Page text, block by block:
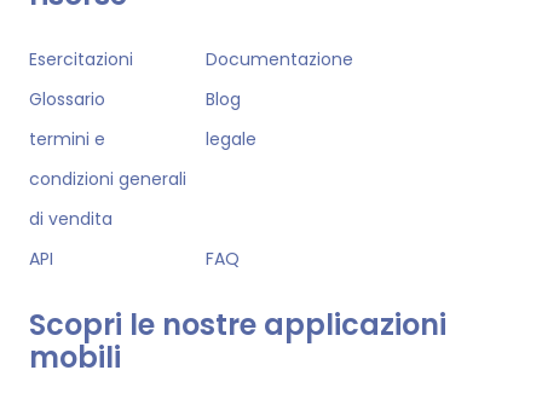
Esercitazioni
Documentazione
Glossario
Blog
termini e
condizioni generali
di vendita
legale
API FAQ
Scopri le nostre applicazioni
mobili